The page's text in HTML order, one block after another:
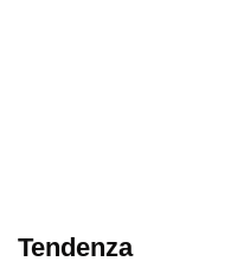
Tendenza